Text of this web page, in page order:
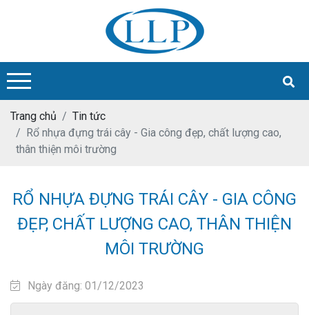
Trang chủ
Tin tức
Rổ nhựa đựng trái cây - Gia công đẹp, chất lượng cao,
thân thiện môi trường
RỔ NHỰA ĐỰNG TRÁI CÂY - GIA CÔNG
ĐẸP, CHẤT LƯỢNG CAO, THÂN THIỆN
MÔI TRƯỜNG
Ngày đăng: 01/12/2023